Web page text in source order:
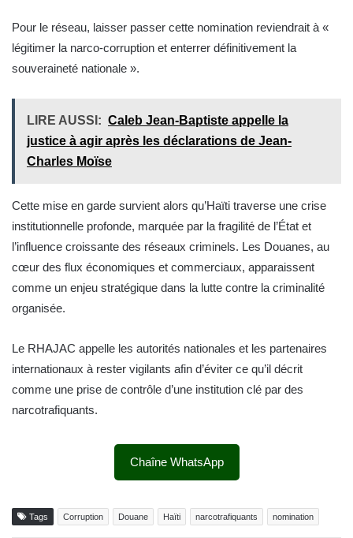
Pour le réseau, laisser passer cette nomination reviendrait à «
légitimer la narco-corruption et enterrer définitivement la
souveraineté nationale ».
LIRE AUSSI: Caleb Jean-Baptiste appelle la
justice à agir après les déclarations de Jean-
Charles Moïse
Cette mise en garde survient alors qu’Haïti traverse une crise
institutionnelle profonde, marquée par la fragilité de l’État et
l’influence croissante des réseaux criminels. Les Douanes, au
cœur des flux économiques et commerciaux, apparaissent
comme un enjeu stratégique dans la lutte contre la criminalité
organisée.
Le RHAJAC appelle les autorités nationales et les partenaires
internationaux à rester vigilants afin d’éviter ce qu’il décrit
comme une prise de contrôle d’une institution clé par des
narcotrafiquants.
Chaîne WhatsApp
Tags Corruption Douane Haïti narcotrafiquants nomination